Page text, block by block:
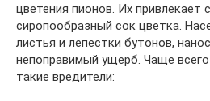
цветения пионов. Их привлекает
сиропообразный сок цветка.
листья и лепестки бутонов,
непоправимый ущерб. Чаще
такие вредители: